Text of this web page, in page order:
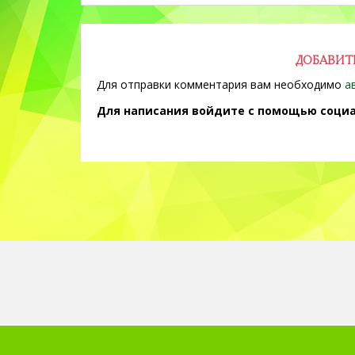
Для отправки комментария вам необходимо
Для написания войдите с помощью